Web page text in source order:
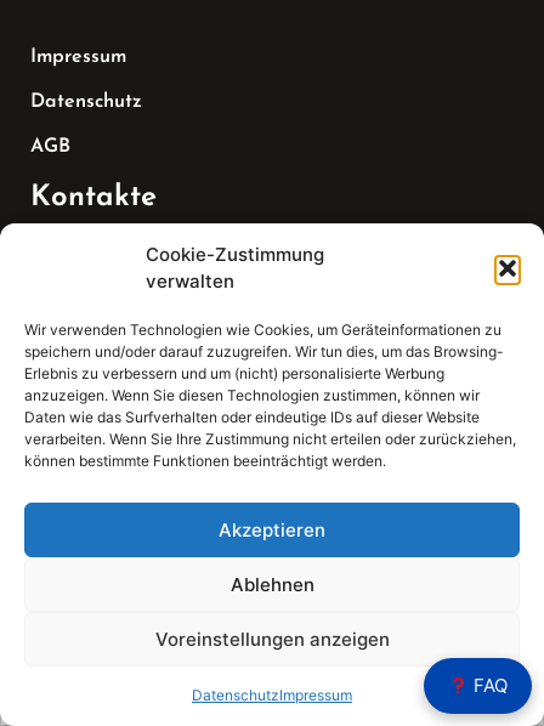
Cookie-Zustimmung
verwalten
Wir verwenden Technologien wie Cookies, um Geräteinformationen zu
speichern und/oder darauf zuzugreifen. Wir tun dies, um das Browsing-
Erlebnis zu verbessern und um (nicht) personalisierte Werbung
anzuzeigen. Wenn Sie diesen Technologien zustimmen, können wir
Daten wie das Surfverhalten oder eindeutige IDs auf dieser Website
verarbeiten. Wenn Sie Ihre Zustimmung nicht erteilen oder zurückziehen,
können bestimmte Funktionen beeinträchtigt werden.
Akzeptieren
Ablehnen
Voreinstellungen anzeigen
DatenschutzImpressum
Impressum
Datenschutz
AGB
Kontakte
07147 270 3349
Email:
sekretariat(at)gleis4-seminarzentrum.com
Adresse:
Bahnhofstraße 21, 74343 Sachsenheim
FAQ
for: